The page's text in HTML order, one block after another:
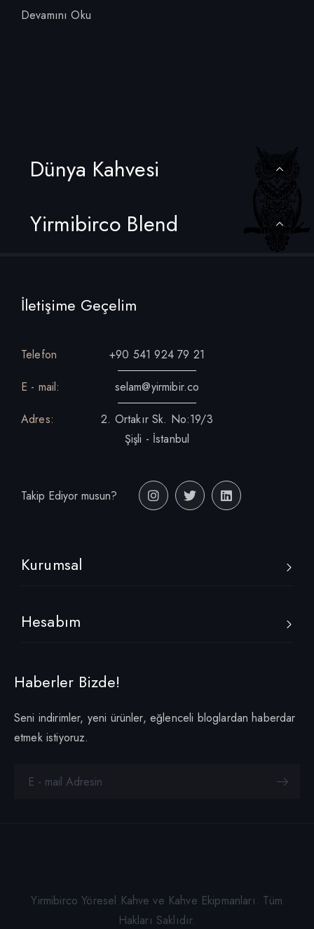
Devamını Oku
Dünya Kahvesi
Yirmibirco Blend
İletişime Geçelim
Telefon
+90 541 924 79 21
E - mail:
selam@yirmibir.co
Adres:
2. Ortakır Sk. No:19/3
Şişli - İstanbul
Takip Ediyor musun?
Kurumsal
Hesabım
Haberler Bizde!
Seni indirimler, yeni ürünler, eğlenceli bloglardan haberdar
etmek istiyoruz.
Yirmibirco Yöresel Kahve ve Kahve Ekipmanları. Tüm
Hakları Saklıdır.